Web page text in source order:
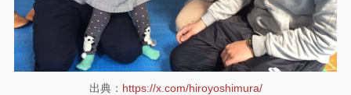
出典： https://x.com/hiroyoshimura/